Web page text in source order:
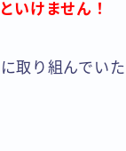
いけません！
取り組んでい